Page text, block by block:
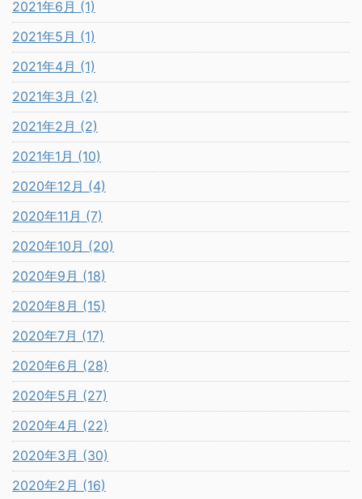
2021年6月 (1)
2021年5月 (1)
2021年4月 (1)
2021年3月 (2)
2021年2月 (2)
2021年1月 (10)
2020年12月 (4)
2020年11月 (7)
2020年10月 (20)
2020年9月 (18)
2020年8月 (15)
2020年7月 (17)
2020年6月 (28)
2020年5月 (27)
2020年4月 (22)
2020年3月 (30)
2020年2月 (16)